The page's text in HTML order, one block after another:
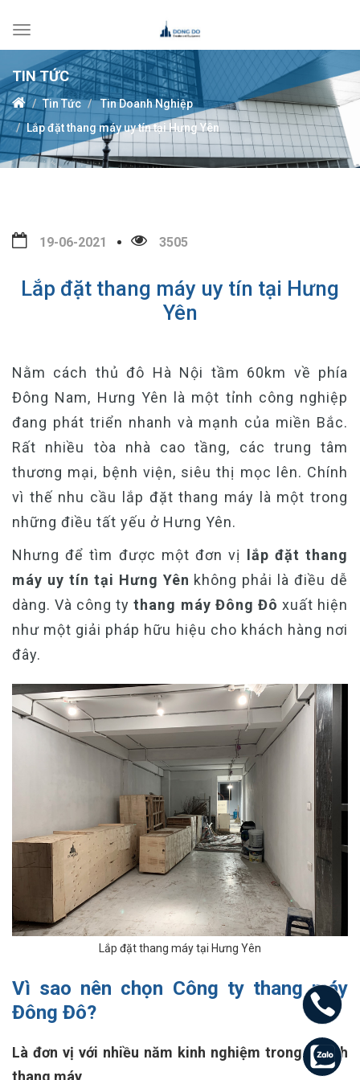
Toggle
navigation
TIN TỨC
Tin Tức
Tin Doanh Nghiệp
Lắp đặt thang máy uy tín tại Hưng Yên
19-06-2021 3505
Lắp đặt thang máy uy tín tại Hưng
Yên
Nằm cách thủ đô Hà Nội tầm 60km về phía
Đông Nam, Hưng Yên là một tỉnh công nghiệp
đang phát triển nhanh và mạnh của miền Bắc.
Rất nhiều tòa nhà cao tầng, các trung tâm
thương mại, bệnh viện, siêu thị mọc lên. Chính
vì thế nhu cầu lắp đặt thang máy là một trong
những điều tất yếu ở Hưng Yên.
Nhưng để tìm được một đơn vị
lắp đặt thang
máy uy tín tại Hưng Yên không phải là điều dễ
dàng. Và công tythang máy Đông Đô xuất hiện
như một giải pháp hữu hiệu cho khách hàng nơi
đây.
Lắp đặt thang máy tại Hưng Yên
Vì sao nên chọn Công ty thang máy
Đông Đô?
Là đơn vị với nhiều năm kinh nghiệm trong ngành
thang máy